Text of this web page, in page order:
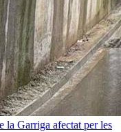
la Garriga afectat per les